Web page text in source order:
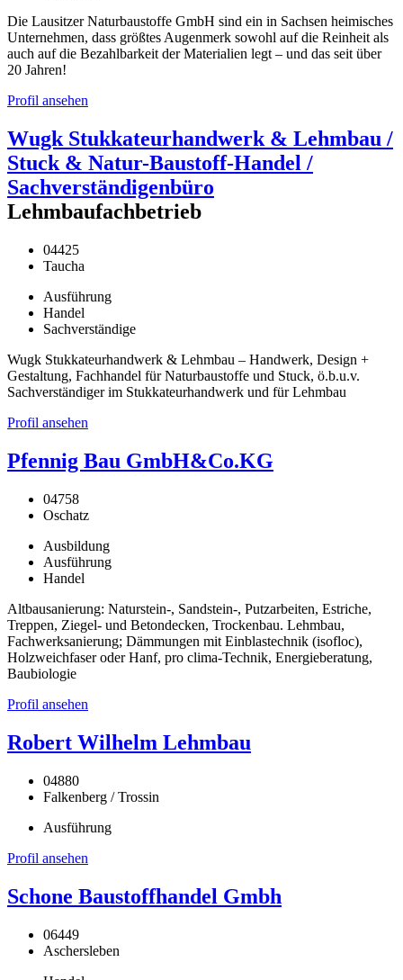
Die Lausitzer Naturbaustoffe GmbH sind ein in Sachsen heimisches
Unternehmen, dass größtes Augenmerk sowohl auf die Reinheit als
auch auf die Bezahlbarkeit der Materialien legt – und das seit über
20 Jahren!
Profil ansehen
Wugk Stukkateurhandwerk & Lehmbau /
Stuck & Natur-Baustoff-Handel /
Sachverständigenbüro
Lehmbaufachbetrieb
04425
Taucha
Ausführung
Handel
Sachverständige
Wugk Stukkateurhandwerk & Lehmbau – Handwerk, Design +
Gestaltung, Fachhandel für Naturbaustoffe und Stuck, ö.b.u.v.
Sachverständiger im Stukkateurhandwerk und für Lehmbau
Profil ansehen
Pfennig Bau GmbH&Co.KG
04758
Oschatz
Ausbildung
Ausführung
Handel
Altbausanierung: Naturstein-, Sandstein-, Putzarbeiten, Estriche,
Treppen, Ziegel- und Betondecken, Trockenbau. Lehmbau,
Fachwerksanierung; Dämmungen mit Einblastechnik (isofloc),
Holzweichfaser oder Hanf, pro clima-Technik, Energieberatung,
Baubiologie
Profil ansehen
Robert Wilhelm Lehmbau
04880
Falkenberg / Trossin
Ausführung
Profil ansehen
Schone Baustoffhandel Gmbh
06449
Aschersleben